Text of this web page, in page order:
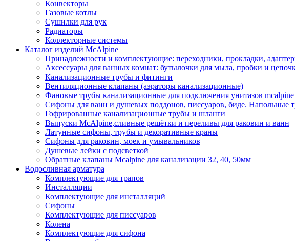
Конвекторы
Газовые котлы
Сушилки для рук
Радиаторы
Коллекторные системы
Каталог изделий McAlpine
Принадлежности и комплектующие: переходники, прокладки,
Аксессуары для ванных комнат: бутылочки для мыла, пробки и
Канализационные трубы и фитинги
Вентиляционные клапаны (аэраторы канализационные)
Фановые трубы канализационные для подключения унитазов mcalpine
Сифоны для ванн и душевых поддонов, писсуаров, биде. Напольные
Гофрированные канализационные трубы и шланги
Выпуски McAlpine,сливные решётки и переливы для раковин и ванн
Латунные сифоны, трубы и декоративные краны
Сифоны для раковин, моек и умывальников
Душевые лейки с подсветкой
Обратные клапаны Mcalpine для канализации 32, 40, 50мм
Водосливная арматура
Комплектующие для трапов
Инсталляции
Комплектующие для инсталляций
Сифоны
Комплектующие для писсуаров
Колена
Комплектующие для сифона